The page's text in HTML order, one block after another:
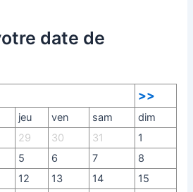
date de
>>
jeu ven sam
dim
29 30 31
1
5 6 7
8
12 13 14
15